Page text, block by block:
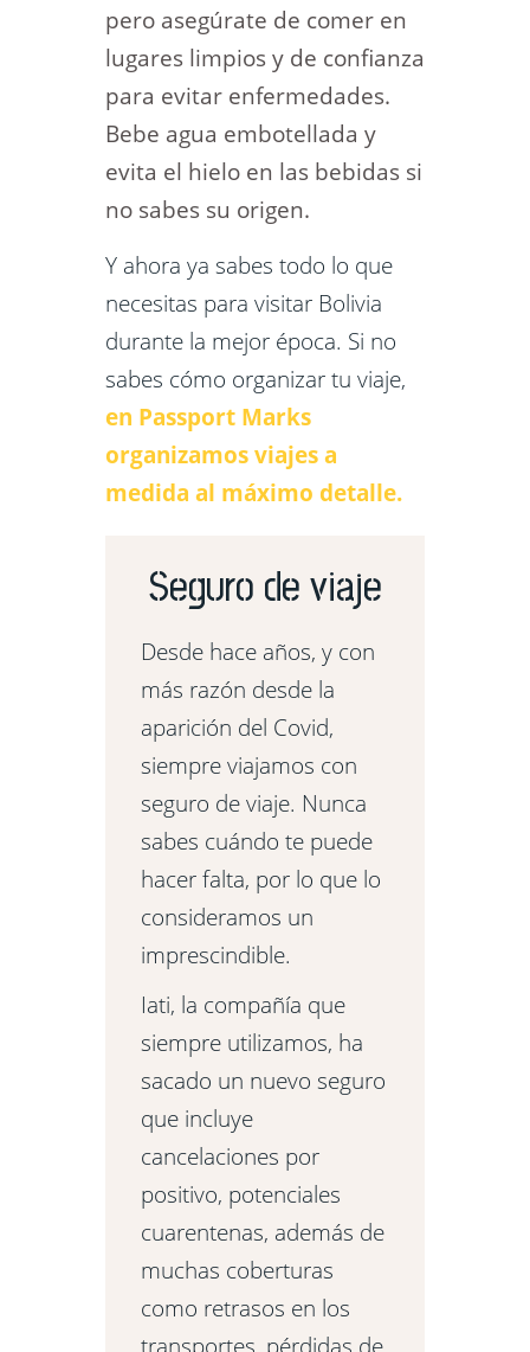
pero asegúrate de comer en
lugares limpios y de confianza
para evitar enfermedades.
Bebe agua embotellada y
evita el hielo en las bebidas si
no sabes su origen.
Y ahora ya sabes todo lo que
necesitas para visitar Bolivia
durante la mejor época. Si no
sabes cómo organizar tu viaje,
en Passport Marks
organizamos viajes a
medida al máximo detalle.
Seguro de viaje
Desde hace años, y con
más razón desde la
aparición del Covid,
siempre viajamos con
seguro de viaje. Nunca
sabes cuándo te puede
hacer falta, por lo que lo
consideramos un
imprescindible.
Iati, la compañía que
siempre utilizamos, ha
sacado un nuevo seguro
que incluye
cancelaciones por
positivo, potenciales
cuarentenas, además de
muchas coberturas
como retrasos en los